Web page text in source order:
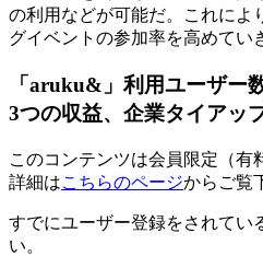
の利用などが可能だ。これによ
グイベントの参加率を高めてい
「aruku&」利用ユーザー
3つの収益、企業タイアッ
このコンテンツは会員限定（有
詳細はこちらのページからご覧
すでにユーザー登録をされてい
い。